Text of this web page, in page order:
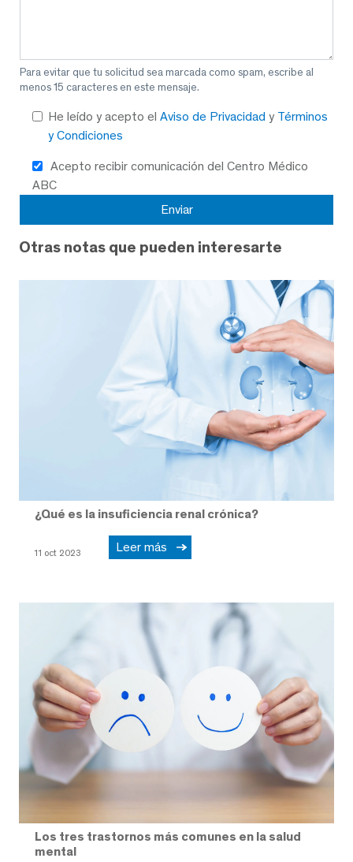
Para evitar que tu solicitud sea marcada como spam, escribe al
menos 15 caracteres en este mensaje.
He leído y acepto el Aviso de Privacidad y Términos
y Condiciones
Acepto recibir comunicación del Centro Médico
ABC
Otras notas que pueden interesarte
¿Qué es la insuficiencia renal crónica?
11 oct 2023 Leer más
Los tres trastornos más comunes en la salud
mental